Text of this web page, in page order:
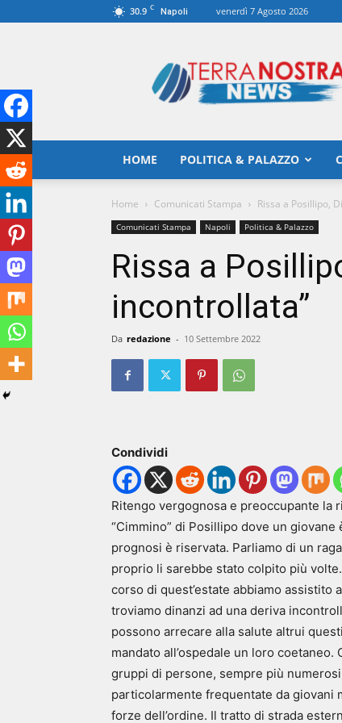
30.9 C Napoli venerdì 7 Agosto 2026
HOME POLITICA & PALAZZO
Home Comunicati Stampa Rissa a Posillipo,
Comunicati Stampa Napoli Politica & Palazzo
Rissa a
incontrollata”
Da redazione - 10 Settembre 2022
Condividi
Ritengo vergognosa e preoccupante la
“Cimmino” di Posillipo dove un
prognosi è riservata. Parliamo di un
proprio li sarebbe stato colpito più
corso di quest’estate abbiamo
troviamo dinanzi ad una deriva
possono arrecare alla salute altrui
mandato all’ospedale un loro
gruppi di persone, sempre più
particolarmente frequentate da
forze dell’ordine. Il tratto di strada